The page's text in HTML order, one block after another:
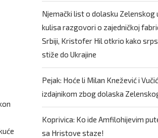
Njemački list o dolasku Zelenskog
kulisa razgovori o zajedničkoj
Srbiji, Kristofer Hil otkrio kako
stiže do Ukrajine
Pejak: Hoće li Milan Knežević i
izdajnikom zbog dolaska
Koprivica: Ko ide Amfilohijevim
sa Hristove staze!